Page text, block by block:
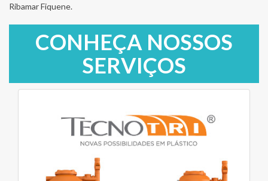
Ribamar Fiquene.
CONHEÇA NOSSOS
SERVIÇOS